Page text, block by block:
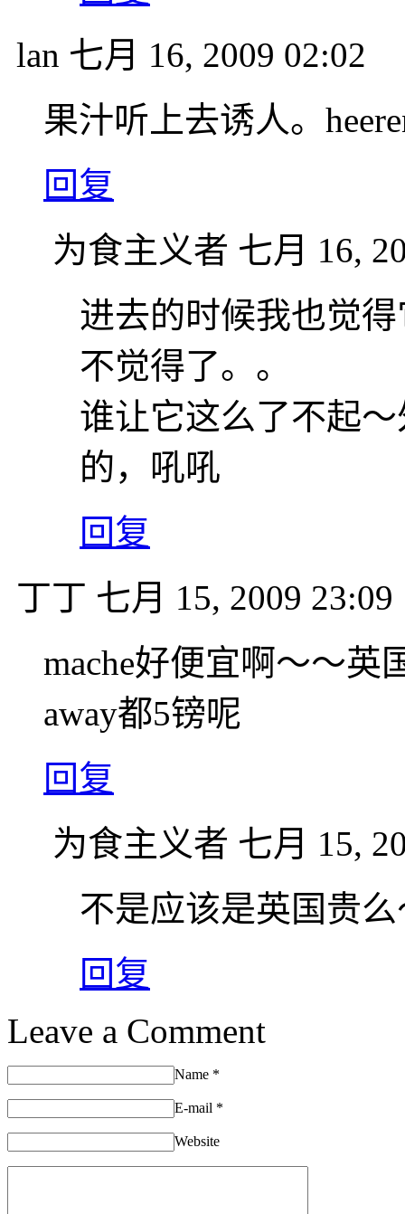
lan 七月 16, 2009 02:02
果汁听上去诱人。
回复
为食主义者 七月 16,
进去的时候我也觉
不觉得了。。
谁让它这么了不起
的，吼吼
回复
丁丁 七月 15, 2009 23:09
mache好便宜啊～～英
away都5镑呢
回复
为食主义者 七月 15,
不是应该是英国贵
回复
Leave a Comment
Name *
E-mail *
Website